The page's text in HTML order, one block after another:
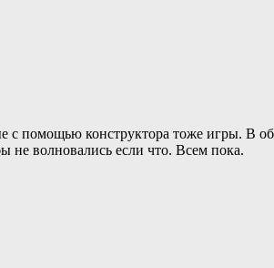
с помощью конструктора тоже игры. В
не волновались если что. Всем пока.